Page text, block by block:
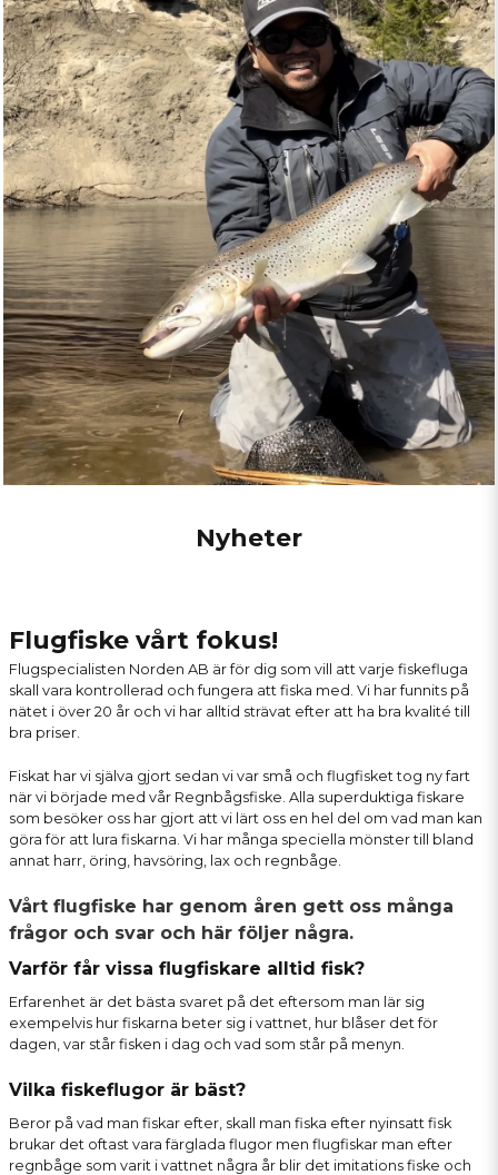
Nyheter
Flugfiske vårt fokus!
Flugspecialisten Norden AB är för dig som vill att varje fiskefluga
skall vara kontrollerad och fungera att fiska med. Vi har funnits på
nätet i över 20 år och vi har alltid strävat efter att ha bra kvalité till
bra priser.
Fiskat har vi själva gjort sedan vi var små och flugfisket tog ny fart
när vi började med vår Regnbågsfiske . Alla superduktiga fiskare
som besöker oss har gjort att vi lärt oss en hel del om vad man kan
göra för att lura fiskarna. Vi har många speciella mönster till bland
annat harr, öring, havsöring, lax och regnbåge.
Vårt flugfiske har genom åren gett oss många
frågor och svar och här följer några.
Varför får vissa flugfiskare alltid fisk?
Erfarenhet är det bästa svaret på det eftersom man lär sig
exempelvis hur fiskarna beter sig i vattnet, hur blåser det för
dagen, var står fisken i dag och vad som står på menyn.
Vilka fiskeflugor är bäst?
Beror på vad man fiskar efter, skall man fiska efter nyinsatt fisk
brukar det oftast vara färglada flugor men flugfiskar man efter
regnbåge som varit i vattnet några år blir det imitations fiske och